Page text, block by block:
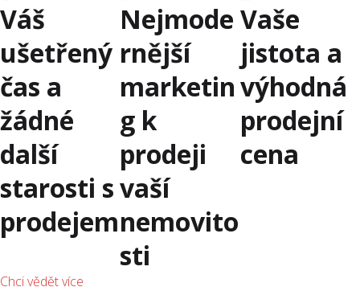
Váš
ušetřený
čas a
žádné
další
starosti s
prodejem
Nejmode
rnější
marketin
g k
prodeji
vaší
nemovito
sti
Vaše
jistota a
výhodná
prodejní
cena
Chci vědět více